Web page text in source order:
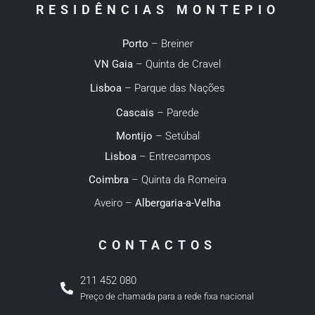
RESIDÊNCIAS MONTEPIO
Porto – Breiner
VN Gaia– Quinta de Cravel
Lisboa – Parque das Nações
Cascais – Parede
Montijo – Setúbal
Lisboa– Entrecampos
Coimbra – Quinta da Romeira
Aveiro – Albergaria-a-Velha
CONTACTOS
211 452 080
Preço de chamada para a rede fixa nacional